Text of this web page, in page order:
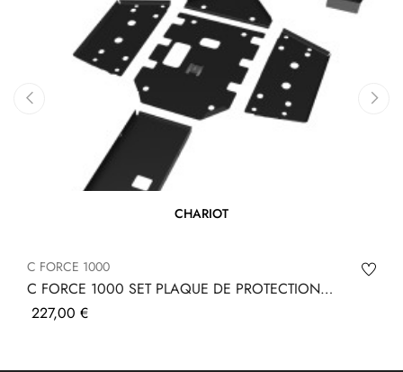
CHARIOT
C FORCE 1000
C FORCE 1000 SET PLAQUE DE PROTECTION
METAL
Prix
227,00 €